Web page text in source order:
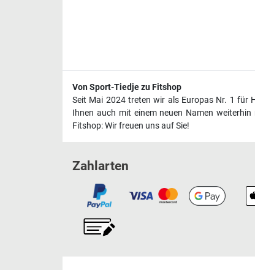
Von Sport-Tiedje zu Fitshop
Seit Mai 2024 treten wir als Europas Nr. 1 für
Ihnen auch mit einem neuen Namen
Fitshop: Wir freuen uns auf Sie!
Zahlarten